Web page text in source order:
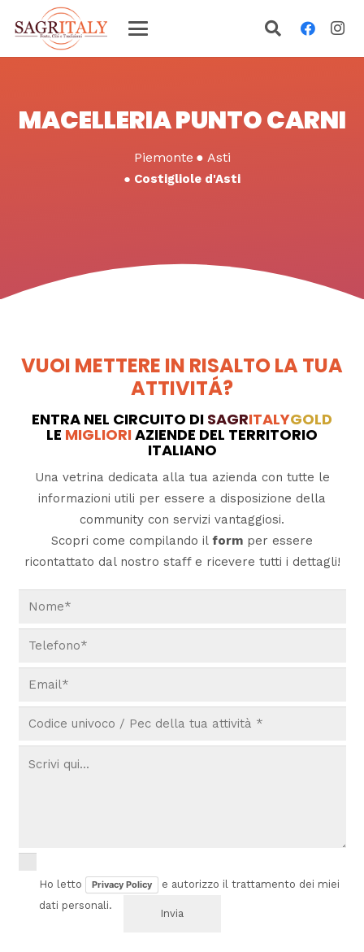
MACELLERIA PUNTO CARNI
Piemonte ● Asti
● Costigliole d'Asti
VUOI METTERE IN RISALTO LA TUA
ATTIVITÁ?
ENTRA NEL CIRCUITO DI SAGRITALYGOLD
LE MIGLIORIAZIENDE DEL TERRITORIO
ITALIANO
Una vetrina dedicata alla tua azienda con tutte le
informazioni utili per essere a disposizione della
community con servizi vantaggiosi.
Scopri come compilando il form per essere
ricontattato dal nostro staff e ricevere tutti i dettagli!
Ho letto Privacy Policy
e autorizzo il trattamento dei miei
dati personali.